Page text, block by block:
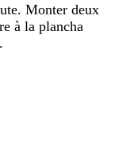
Monter deux
à la plancha